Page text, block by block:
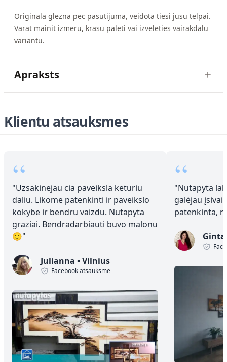
Originala glezna pec pasutijuma, veidota tiesi jusu telpai.
Varat mainit izmeru, krasu paleti vai izveleties vairakdalu
variantu.
Apraksts
Klientu atsauksmes
“
"Uzsakinejau cia paveiksla keturiu
daliu. Likome patenkinti ir paveikslo
kokybe ir bendru vaizdu. Nutapyta
graziai. Bendradarbiauti buvo malonu
🙂"
Julianna •Vilnius
Facebook atsauksme
“
"Nutapyta
galėjau
patenkinta,